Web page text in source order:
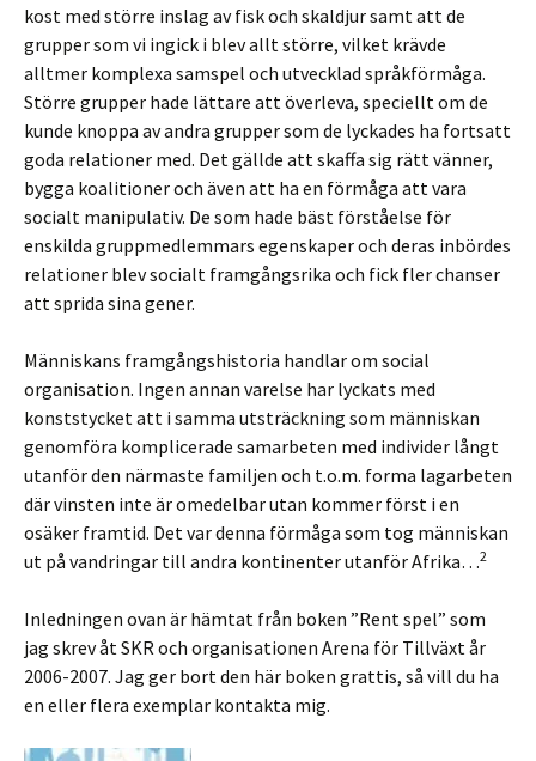
kost med större inslag av fisk och skaldjur samt att de
grupper som vi ingick i blev allt större, vilket krävde
alltmer komplexa samspel och utvecklad språkförmåga.
Större grupper hade lättare att överleva, speciellt om de
kunde knoppa av andra grupper som de lyckades ha fortsatt
goda relationer med. Det gällde att skaffa sig rätt vänner,
bygga koalitioner och även att ha en förmåga att vara
socialt manipulativ. De som hade bäst förståelse för
enskilda gruppmedlemmars egenskaper och deras inbördes
relationer blev socialt framgångsrika och fick fler chanser
att sprida sina gener.
Människans framgångshistoria handlar om social
organisation. Ingen annan varelse har lyckats med
konststycket att i samma utsträckning som människan
genomföra komplicerade samarbeten med individer långt
utanför den närmaste familjen och t.o.m. forma lagarbeten
där vinsten inte är omedelbar utan kommer först i en
osäker framtid. Det var denna förmåga som tog människan
ut på vandringar till andra kontinenter utanför Afrika…2
Inledningen ovan är hämtat från boken ”Rent spel” som
jag skrev åt SKR och organisationen Arena för Tillväxt år
2006-2007. Jag ger bort den här boken grattis, så vill du ha
en eller flera exemplar kontakta mig.